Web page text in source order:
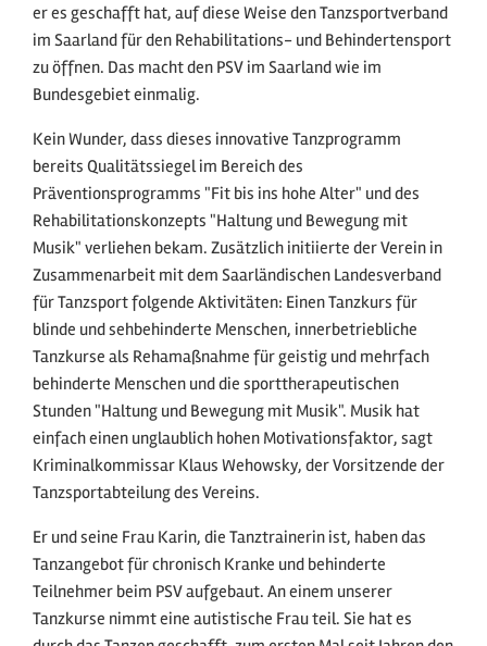
er es geschafft hat, auf diese Weise den Tanzsportverband
im Saarland für den Rehabilitations- und Behindertensport
zu öffnen. Das macht den PSV im Saarland wie im
Bundesgebiet einmalig.
Kein Wunder, dass dieses innovative Tanzprogramm
bereits Qualitätssiegel im Bereich des
Präventionsprogramms "Fit bis ins hohe Alter" und des
Rehabilitationskonzepts "Haltung und Bewegung mit
Musik" verliehen bekam. Zusätzlich initiierte der Verein in
Zusammenarbeit mit dem Saarländischen Landesverband
für Tanzsport folgende Aktivitäten: Einen Tanzkurs für
blinde und sehbehinderte Menschen, innerbetriebliche
Tanzkurse als Rehamaßnahme für geistig und mehrfach
behinderte Menschen und die sporttherapeutischen
Stunden "Haltung und Bewegung mit Musik". Musik hat
einfach einen unglaublich hohen Motivationsfaktor, sagt
Kriminalkommissar Klaus Wehowsky, der Vorsitzende der
Tanzsportabteilung des Vereins.
Er und seine Frau Karin, die Tanztrainerin ist, haben das
Tanzangebot für chronisch Kranke und behinderte
Teilnehmer beim PSV aufgebaut. An einem unserer
Tanzkurse nimmt eine autistische Frau teil. Sie hat es